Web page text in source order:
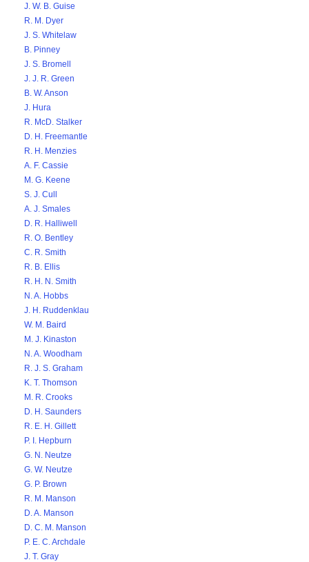
J. W. B. Guise
R. M. Dyer
J. S. Whitelaw
B. Pinney
J. S. Bromell
J. J. R. Green
B. W. Anson
J. Hura
R. McD. Stalker
D. H. Freemantle
R. H. Menzies
A. F. Cassie
M. G. Keene
S. J. Cull
A. J. Smales
D. R. Halliwell
R. O. Bentley
C. R. Smith
R. B. Ellis
R. H. N. Smith
N. A. Hobbs
J. H. Ruddenklau
W. M. Baird
M. J. Kinaston
N. A. Woodham
R. J. S. Graham
K. T. Thomson
M. R. Crooks
D. H. Saunders
R. E. H. Gillett
P. I. Hepburn
G. N. Neutze
G. W. Neutze
G. P. Brown
R. M. Manson
D. A. Manson
D. C. M. Manson
P. E. C. Archdale
J. T. Gray